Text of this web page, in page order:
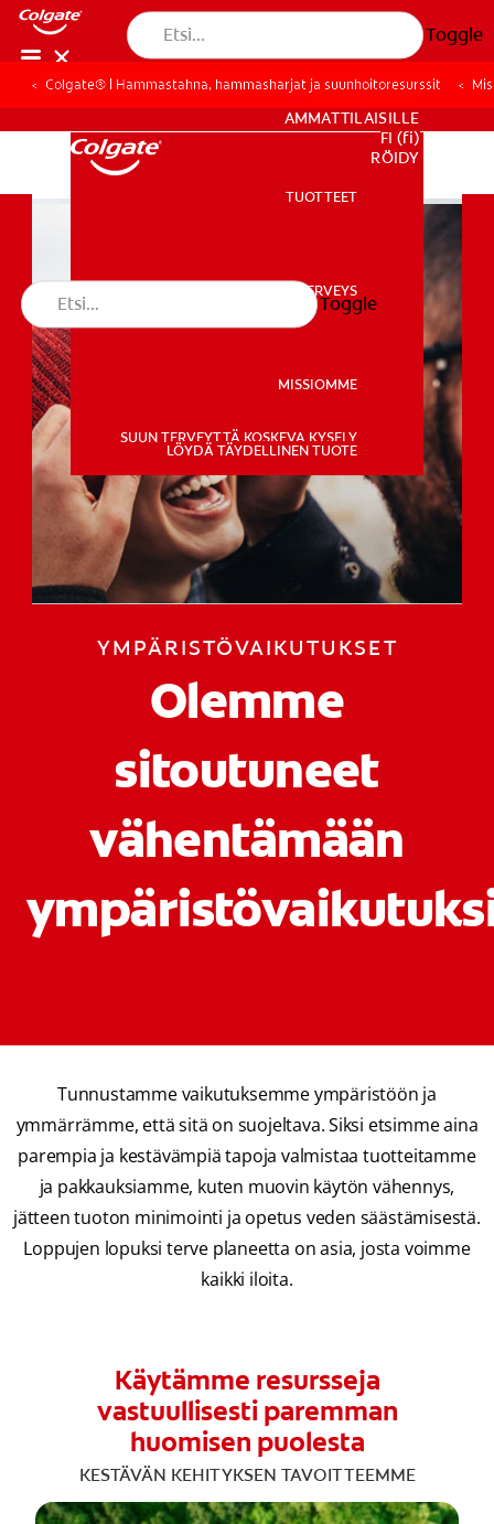
Toggle
SUUN TERVEYS
MISSIOMME
SUUN TERVEYTTÄ KOSKEVA KYSELY
LÖYDÄ TÄYDELLINEN TUOTE
KULUTTAJILLE
AMMATTILAISILLE
REKISTERÖIDY
KULUTTAJILLE
AMMATTILAISILLE
FI (fi)
REKISTERÖIDY
TUOTTEET
SUUN TERVEYS
MISSIOMME
SUUN TERVEYTTÄ KOSKEVA KYSELY
LÖYDÄ TÄYDELLINEN TUOTE
Toggle
Colgate® | Hammastahna, hammasharjat ja suunhoitoresurssit
Colgate® | Hammastahna, hammasharjat ja suunhoitoresurssit
YMPÄRISTÖVAIKUTUKSET
Olemme
sitoutuneet
vähentämään
Tunnustamme vaikutuksemme ympäristöön ja
ymmärrämme, että sitä on suojeltava. Siksi etsimme aina
parempia ja kestävämpiä tapoja valmistaa tuotteitamme
ja pakkauksiamme, kuten muovin käytön vähennys,
jätteen tuoton minimointi ja opetus veden säästämisestä.
Loppujen lopuksi terve planeetta on asia, josta voimme
kaikki iloita.
Käytämme resursseja
vastuullisesti paremman
huomisen puolesta
KESTÄVÄN KEHITYKSEN TAVOITTEEMME